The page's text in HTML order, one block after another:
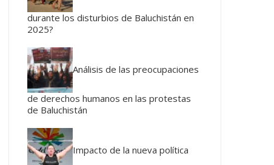
durante los disturbios de Baluchistán en
2025?
Análisis de las preocupaciones
de derechos humanos en las protestas
de Baluchistán
Impacto de la nueva política